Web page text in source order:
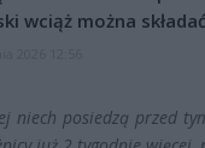
wciąż można składać
niech posiedzą przed